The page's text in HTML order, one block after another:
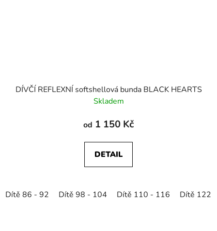
DÍVČÍ REFLEXNÍ softshellová bunda BLACK HEARTS
Skladem
od 1 150 Kč
DETAIL
Dítě 86 - 92 Dítě 98 - 104 Dítě 110 - 116 Dítě 122